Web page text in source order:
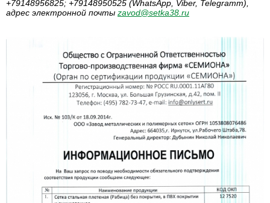
+79148956825; +79148950525 (WhatsApp, Viber, Telegramm),
адрес электронной почты zavod@setka38.ru